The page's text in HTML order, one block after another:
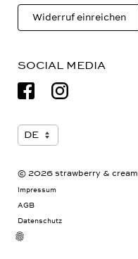
Widerruf einreichen
SOCIAL MEDIA
© 2026 strawberry & cream
Impressum
AGB
Datenschutz